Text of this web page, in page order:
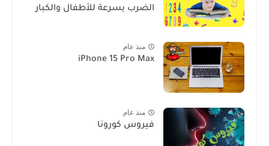
الضرب بسرعة للأطفال والكبار
منذ عام
iPhone 15 Pro Max
منذ عام
فيروس كورونا